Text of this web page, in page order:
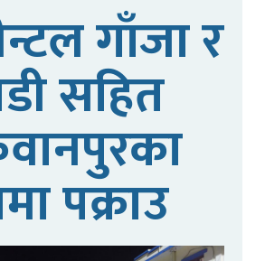
गाँजा र
सहित
पक्राउ